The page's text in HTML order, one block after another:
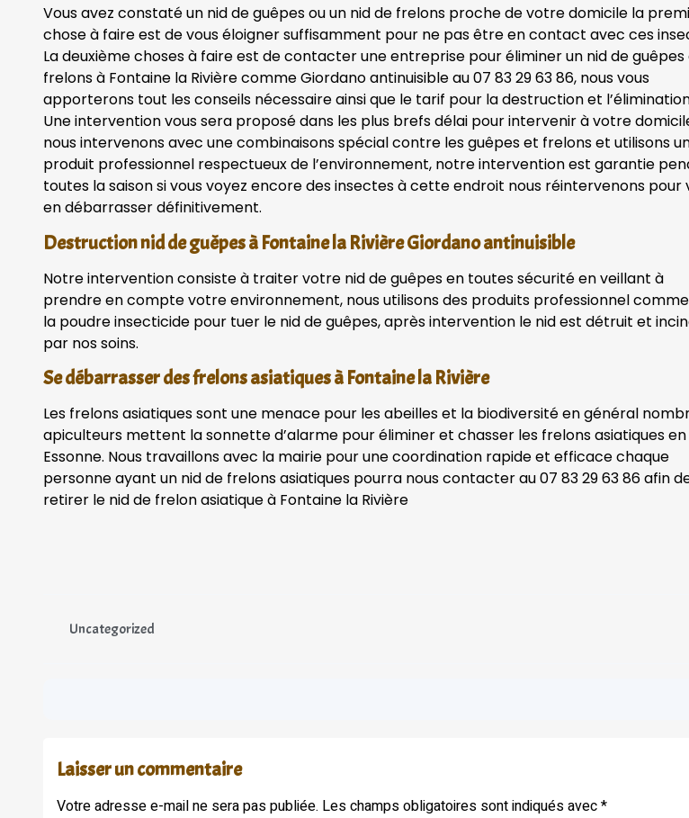
Vous avez constaté un nid de guêpes ou un nid de frelons proche de votre domicile la
chose à faire est de vous éloigner suffisamment pour ne pas être en contact avec ces
La deuxième choses à faire est de contacter une entreprise pour éliminer un nid de guêpes
frelons à Fontaine la Rivière comme Giordano antinuisible au 07 83 29 63 86, nous vous
apporterons tout les conseils nécessaire ainsi que le tarif pour la destruction et
Une intervention vous sera proposé dans les plus brefs délai pour intervenir à votre
nous intervenons avec une combinaisons spécial contre les guêpes et frelons et utilisons
produit professionnel respectueux de l’environnement, notre intervention est garantie
toutes la saison si vous voyez encore des insectes à cette endroit nous réintervenons pour
en débarrasser définitivement.
Destruction nid de guêpes à Fontaine la Rivière Giordano antinuisible
Notre intervention consiste à traiter votre nid de guêpes en toutes sécurité en veillant à
prendre en compte votre environnement, nous utilisons des produits professionnel
la poudre insecticide pour tuer le nid de guêpes, après intervention le nid est détruit et
par nos soins.
Se débarrasser des frelons asiatiques à Fontaine la Rivière
Les frelons asiatiques sont une menace pour les abeilles et la biodiversité en général
apiculteurs mettent la sonnette d’alarme pour éliminer et chasser les frelons asiatiques en
Essonne. Nous travaillons avec la mairie pour une coordination rapide et efficace chaque
personne ayant un nid de frelons asiatiques pourra nous contacter au 07 83 29 63 86 afin
retirer le nid de frelon asiatique à Fontaine la Rivière
Uncategorized
Laisser un commentaire
Votre adresse e-mail ne sera pas publiée. Les champs obligatoires sont indiqués avec*